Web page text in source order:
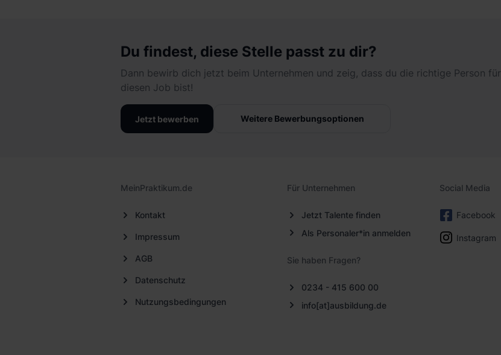
Du findest, diese Stelle passt zu dir?
Dann bewirb dich jetzt beim Unternehmen und zeig, dass du die richtige Person für
diesen Job bist!
Jetzt bewerben Weitere Bewerbungsoptionen
MeinPraktikum.de
Kontakt
Impressum
AGB
Datenschutz
Nutzungsbedingungen
Für Unternehmen
Jetzt Talente finden
Als Personaler*in anmelden
Sie haben Fragen?
0234 - 415 600 00
info[at]ausbildung.de
Social Media
Facebook
Instagram